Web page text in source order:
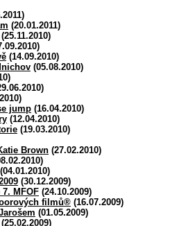
(20.01.2011)
(25.11.2010)
(14.09.2010)
(05.08.2010)
jump (16.04.2010)
(12.04.2010)
(19.03.2010)
Brown (27.02.2010)
(04.01.2010)
(30.12.2009)
MFOF (24.10.2009)
filmů® (16.07.2009)
(01.05.2009)
(25.02.2009)